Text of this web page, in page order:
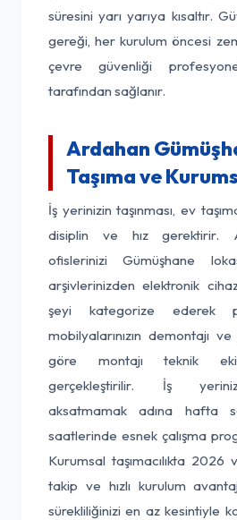
süresini yarı yarıya kısaltır.
gereği, her kurulum öncesi
çevre güvenliği
tarafından sağlanır.
Ardahan
Taşıma ve
İş yerinizin taşınması, ev
disiplin ve hız gerektirir.
ofislerinizi Gümüşhane
arşivlerinizden elektronik
şeyi kategorize ederek
mobilyalarınızın demontajı
göre montajı teknik
gerçekleştirilir. İş
aksatmamak adına hafta
saatlerinde esnek çalışma
Kurumsal taşımacılıkta 2026
takip ve hızlı kurulum
sürekliliğinizi en az kesintiyle